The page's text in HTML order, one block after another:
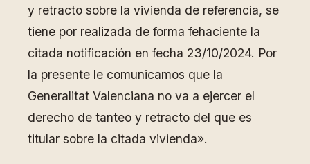
y retracto sobre la vivienda de referencia, se
tiene por realizada de forma fehaciente la
citada notificación en fecha 23/10/2024. Por
la presente le comunicamos que la
Generalitat Valenciana no va a ejercer el
derecho de tanteo y retracto del que es
titular sobre la citada vivienda».